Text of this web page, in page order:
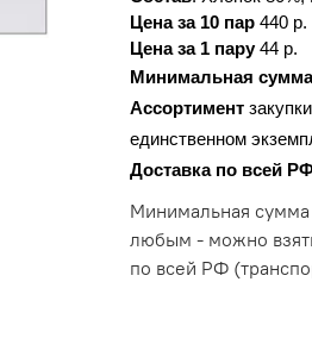
Цена за 10 пар 440 р.
Цена за 1 пару 44 р.
Минимальная сумма
Ассортимент
единственном
Доставка по всей
Минимальная сумма
любым - можно
по всей РФ